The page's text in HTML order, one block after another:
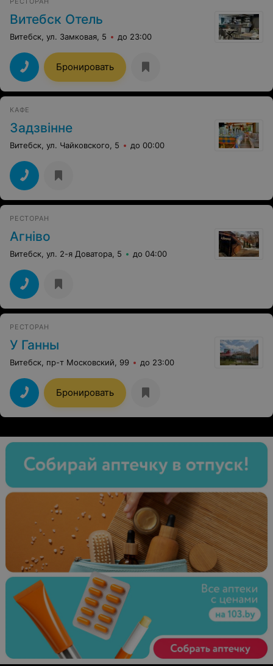
ели. Попросила несколько контейнеров, что бы
забрать еду, после чего обратила внимание на то, что в
чеке их стоимость 10руб. Официант даже не
предложил помочь сложить еду. В целом не плохо, но
к сожалению не советую данное заведение.
Витебск Отель
Витебск, ул. Замковая, 5 до 23:00
Бронировать
КАФЕ
Задзвінне
Витебск, ул. Чайковского, 5 до 00:00
РЕСТОРАН
Aгнiво
Витебск, ул. 2-я Доватора, 5 до 04:00
РЕСТОРАН
У Ганны
Витебск, пр-т Московский, 99 до 23:00
Бронировать